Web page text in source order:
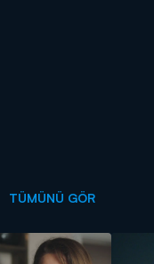
TÜMÜNÜ GÖR